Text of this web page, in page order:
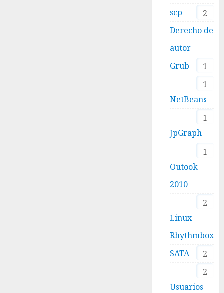
scp
2
Derecho de
autor
1
Grub
1
NetBeans
1
JpGraph
1
Outook
2010
2
Linux
Rhythmbox
2
SATA
2
Usuarios